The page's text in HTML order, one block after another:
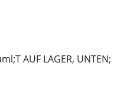
AUF LAGER, UNTEN;